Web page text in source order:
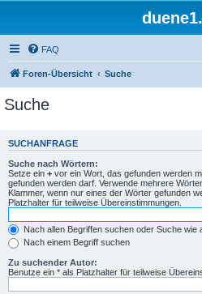
FAQ
Foren-Übersicht Suche
Suche
SUCHANFRAGE
Suche nach Wörtern:
Setze ein + vor ein Wort, das gefunden werden
gefunden werden darf. Verwende mehrere
Klammer, wenn nur eines der Wörter gefunden
Platzhalter für teilweise Übereinstimmungen.
Nach allen Begriffen suchen oder Suche wie
Nach einem Begriff suchen
Zu suchender Autor:
Benutze ein * als Platzhalter für teilweise